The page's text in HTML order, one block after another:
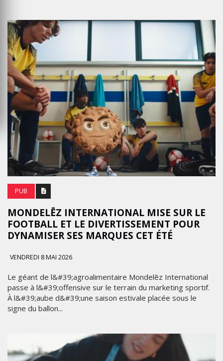
PUB
MONDELĒZ INTERNATIONAL MISE SUR LE
FOOTBALL ET LE DIVERTISSEMENT POUR
DYNAMISER SES MARQUES CET ÉTÉ
VENDREDI 8 MAI 2026
Le géant de l&#39;agroalimentaire Mondelēz International
passe à l&#39;offensive sur le terrain du marketing sportif.
À l&#39;aube d&#39;une saison estivale placée sous le
signe du ballon...